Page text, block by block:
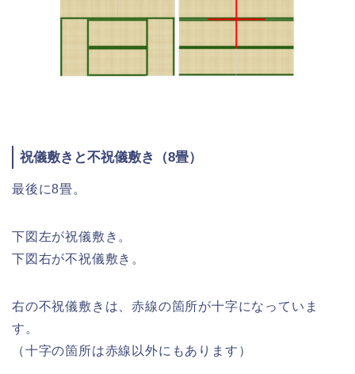
祝儀敷きと不祝儀敷き（8畳）
最後に8畳。
下図左が祝儀敷き。
下図右が不祝儀敷き。
右の不祝儀敷きは、赤線の箇所が十字になっていま
す。
（十字の箇所は赤線以外にもあります）